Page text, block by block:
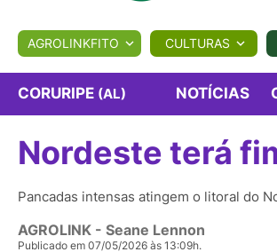
BIOLÓGICOS COTAÇÕES
Conversor Colunistas Eventos
AGROLINKFITO CULTURAS
CORURIPE (AL) NOTÍCIAS
Nordeste terá
Pancadas intensas atingem o litoral do
AGROLINK - Seane Lennon
Publicado em 07/05/2026 às 13:09h.